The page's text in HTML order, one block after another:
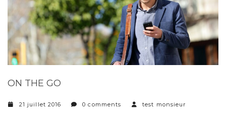
ON THE GO
21 juillet 2016 0 comments test monsieur